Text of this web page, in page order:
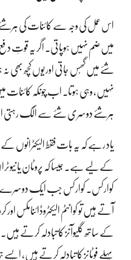
اس عمل کی وجہ سے کائنات کی
میں ضم نہیں ہوپاتی۔ اگر یہ قوتِ
شئے میں گھُس جاتی اور یوں کچھ بھی
نہیں، وہی ہوتا۔ اب چونکہ
ہرشئے دوسری شئے سے الگ رہتی اور
یاد رہے کہ یہ بات فقط
کے لیے ہے۔ جیسا کہ پروٹان یا
کوارکس۔ کوارکس جب ایک
آتے ہیں تو کوانٹم الیکٹروڈائنامکس
کے ساتھ گلیوآنز کا تبادلہ کرتے
پہلے فوٹانز کا تبادلہ کرتے ہیں،